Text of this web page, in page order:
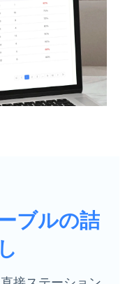
ブルの詰